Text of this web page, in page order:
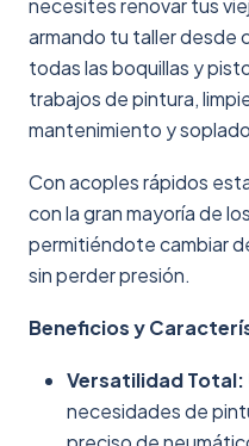
necesites renovar tus
armando tu taller desde
todas las boquillas y
trabajos de pintura,
mantenimiento y
Con acoples rápidos
con la gran mayoría de
permitiéndote cambiar
sin perder presión.
Beneficios y
Versatilidad Total:
necesidades de